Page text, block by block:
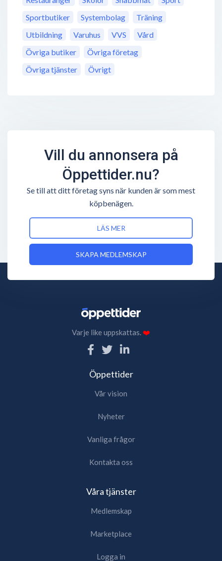
Sportbutiker
Systembolag
Träning
Utbildning
Varuhus VVS
Vård
Övriga butiker
Övriga företag
Övriga tjänster
Övrigt
Vill du annonsera på
Öppettider.nu?
Se till att ditt företag syns när kunden är som mest
köpbenägen.
LÄS MER
SKAPA MEDLEMSKAP
Varje like uppskattas.❤️
Öppettider
Vår vision
Nyheter
Vanliga frågor
Kontakta oss
Våra tjänster
Medlemskap
Marketplace
Logga in